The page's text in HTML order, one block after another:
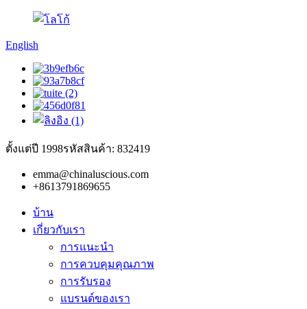
English
ตั้งแต่ปี 1998รหัสสินค้า: 832419
emma@chinaluscious.com
+8613791869655
บ้าน
เกี่ยวกับเรา
การแนะนำ
การควบคุมคุณภาพ
การรับรอง
แบรนด์ของเรา